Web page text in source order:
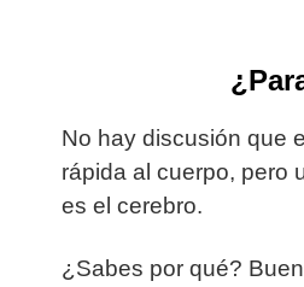
No hay discusión que
rápida al cuerpo, pero
es el cerebro.
¿Sabes por qué?